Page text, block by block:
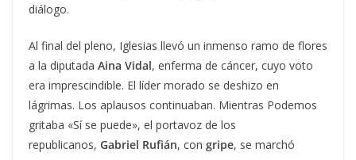
diálogo.
Al final del pleno, Iglesias llevó un inmenso ramo de flores
a la diputada Aina Vidal, enferma de cáncer, cuyo voto
era imprescindible. El líder morado se deshizo en
lágrimas. Los aplausos continuaban. Mientras Podemos
gritaba «Sí se puede», el portavoz de los
republicanos, Gabriel Rufián, con gripe, se marchó